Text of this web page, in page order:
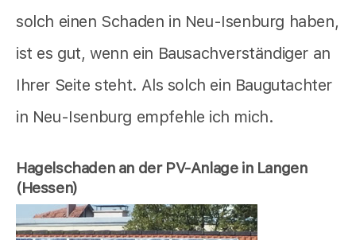
solch einen Schaden in Neu-Isenburg haben,
ist es gut, wenn ein Bausachverständiger an
Ihrer Seite steht. Als solch ein Baugutachter
in Neu-Isenburg empfehle ich mich.
Hagelschaden an der PV-Anlage in Langen
(Hessen)